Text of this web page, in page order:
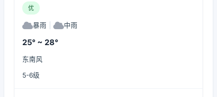
优
暴雨 中雨
25° ~ 28°
东南风
5-6级